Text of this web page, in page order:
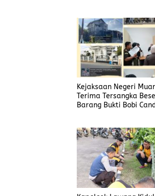
Kejaksaan Negeri
Terima Tersangka
Barang Bukti Bobi